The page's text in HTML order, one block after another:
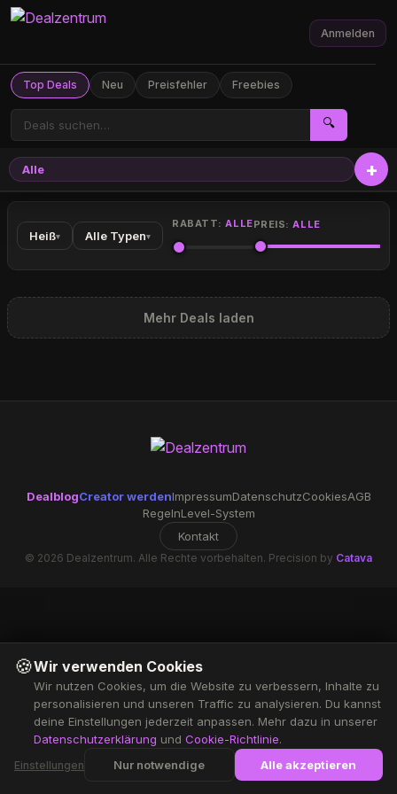
Top Deals Neu Preisfehler Freebies
🔍
Anmelden
Alle
Heiß▾ Alle Typen▾
RABATT:ALLEPREIS:ALLE
Mehr Deals laden
DealblogCreator werdenImpressumDatenschutzCookiesAGB
RegelnLevel-System
Kontakt
© 2026 Dealzentrum. Alle Rechte vorbehalten. Precision by Catava
🍪Wir verwenden Cookies
Wir nutzen Cookies, um die Website zu verbessern, Inhalte zu
personalisieren und unseren Traffic zu analysieren. Du kannst
deine Einstellungen jederzeit anpassen. Mehr dazu in unserer
Datenschutzerklärung und Cookie-Richtlinie.
Einstellungen Nur notwendige Alle akzeptieren